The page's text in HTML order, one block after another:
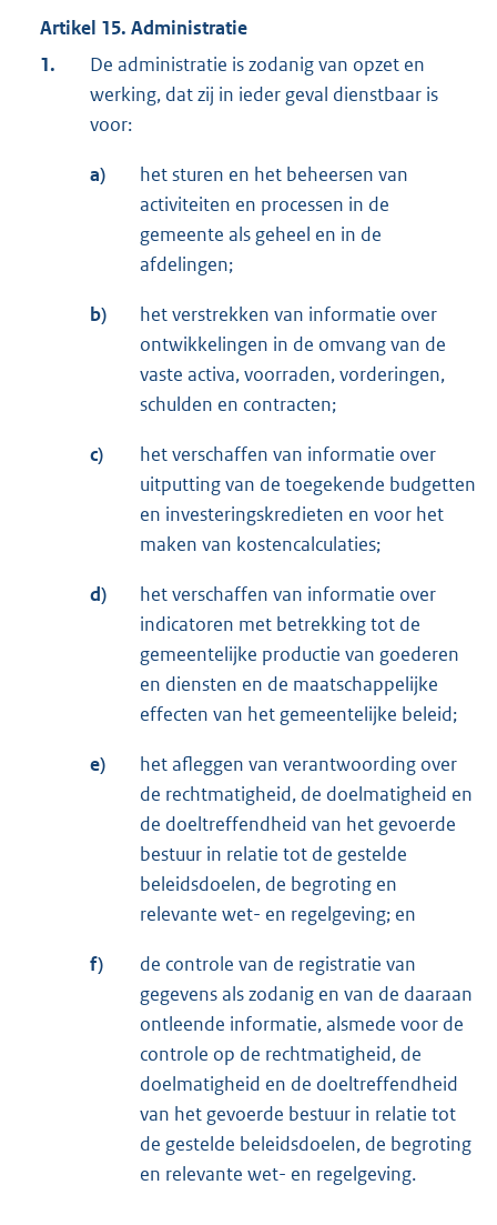
Artikel 15. Administratie
1.
De administratie is zodanig van opzet en
werking, dat zij in ieder geval dienstbaar is
voor:
a)
het sturen en het beheersen van
activiteiten en processen in de
gemeente als geheel en in de
afdelingen;
b)
het verstrekken van informatie over
ontwikkelingen in de omvang van de
vaste activa, voorraden, vorderingen,
schulden en contracten;
c)
het verschaffen van informatie over
uitputting van de toegekende budgetten
en investeringskredieten en voor het
maken van kostencalculaties;
d)
het verschaffen van informatie over
indicatoren met betrekking tot de
gemeentelijke productie van goederen
en diensten en de maatschappelijke
effecten van het gemeentelijke beleid;
e)
het afleggen van verantwoording over
de rechtmatigheid, de doelmatigheid en
de doeltreffendheid van het gevoerde
bestuur in relatie tot de gestelde
beleidsdoelen, de begroting en
relevante wet- en regelgeving; en
f)
de controle van de registratie van
gegevens als zodanig en van de daaraan
ontleende informatie, alsmede voor de
controle op de rechtmatigheid, de
doelmatigheid en de doeltreffendheid
van het gevoerde bestuur in relatie tot
de gestelde beleidsdoelen, de begroting
en relevante wet- en regelgeving.